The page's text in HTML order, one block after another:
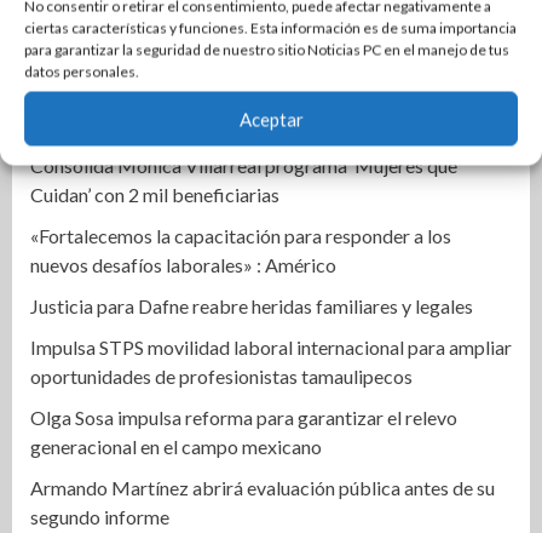
No consentir o retirar el consentimiento, puede afectar negativamente a
ciertas características y funciones. Esta información es de suma importancia
para garantizar la seguridad de nuestro sitio Noticias PC en el manejo de tus
datos personales.
Aceptar
Gobierno Municipal fortalece infraestructura urbana de
Altamira
Rehabilitan edificios en Arboledas para beneficiar a más
de dos mil habitantes maderenses
Consolida Mónica Villarreal programa ‘Mujeres que
Cuidan’ con 2 mil beneficiarias
«Fortalecemos la capacitación para responder a los
nuevos desafíos laborales» : Américo
Justicia para Dafne reabre heridas familiares y legales
Impulsa STPS movilidad laboral internacional para ampliar
oportunidades de profesionistas tamaulipecos
Olga Sosa impulsa reforma para garantizar el relevo
generacional en el campo mexicano
Armando Martínez abrirá evaluación pública antes de su
segundo informe